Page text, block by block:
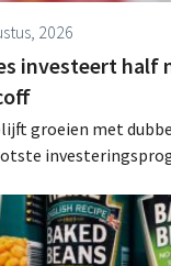
2026
investeert half
groeien met
grijpen”.